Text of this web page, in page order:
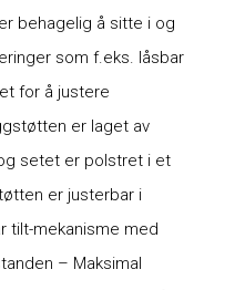
behagelig å sitte i og
som f.eks. låsbar
for å justere
er laget av
setet er polstret i et
er justerbar i
tilt-mekanisme med
– Maksimal